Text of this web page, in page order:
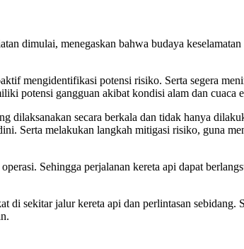
dimulai, menegaskan bahwa budaya keselamatan
mengidentifikasi potensi risiko. Serta segera
potensi gangguan akibat kondisi alam dan cuaca
dilaksanakan secara berkala dan tidak hanya
Serta melakukan langkah mitigasi risiko, guna
Sehingga perjalanan kereta api dapat
di sekitar jalur kereta api dan perlintasan sebidang.